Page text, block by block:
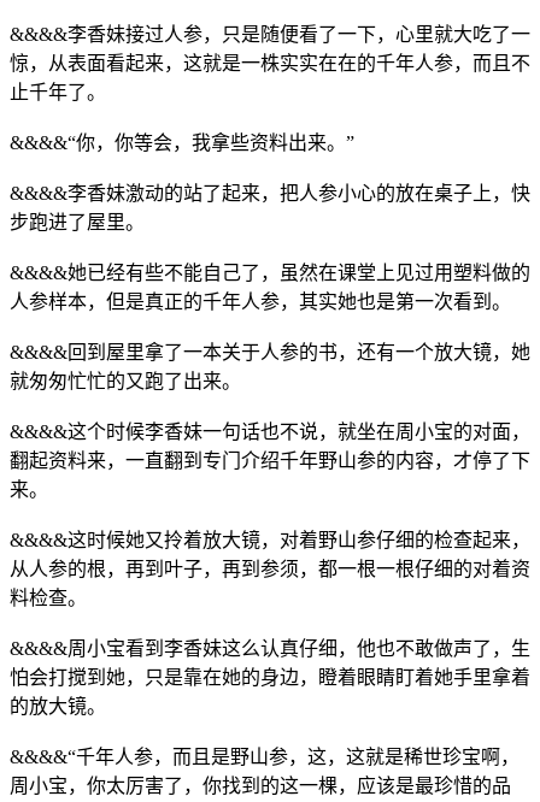
&&&&李香妹接过人参，只是随便看了一下，心里就大吃了一
惊，从表面看起来，这就是一株实实在在的千年人参，而且不
止千年了。
&&&&“你，你等会，我拿些资料出来。”
&&&&李香妹激动的站了起来，把人参小心的放在桌子上，快
步跑进了屋里。
&&&&她已经有些不能自己了，虽然在课堂上见过用塑料做的
人参样本，但是真正的千年人参，其实她也是第一次看到。
&&&&回到屋里拿了一本关于人参的书，还有一个放大镜，她
就匆匆忙忙的又跑了出来。
&&&&这个时候李香妹一句话也不说，就坐在周小宝的对面，
翻起资料来，一直翻到专门介绍千年野山参的内容，才停了下
来。
&&&&这时候她又拎着放大镜，对着野山参仔细的检查起来，
从人参的根，再到叶子，再到参须，都一根一根仔细的对着资
料检查。
&&&&周小宝看到李香妹这么认真仔细，他也不敢做声了，生
怕会打搅到她，只是靠在她的身边，瞪着眼睛盯着她手里拿着
的放大镜。
&&&&“千年人参，而且是野山参，这，这就是稀世珍宝啊，
周小宝，你太厉害了，你找到的这一棵，应该是最珍惜的品